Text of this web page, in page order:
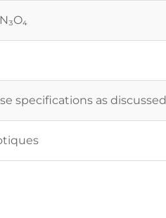
specifications as discussed